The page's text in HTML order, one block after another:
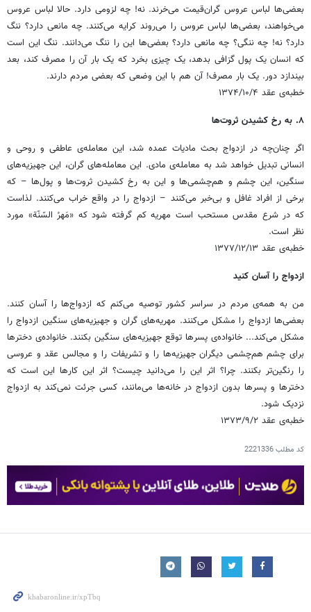
بعضی‌ها لباس عروس گران‌قیمت می‌خرند. نه! چه لزومی دارد. حالا لباس عروس
می‌خواهند، بعضی‌ها لباس عروس را می‌روند کرایه می‌کنند. چه مانعی دارد؟ ننگ
دارد؟ نه! چه ننگی؟ چه مانعی دارد؟ بعضی‌ها این را ننگ می‌دانند. ننگ این است
که انسان یک پول گزافی بدهد، یک چیزی بخرد که یک بار آن را مصرف کند، بعد
بیندازد دور. یک بار مصرف! آن هم با این وضعی که بعضی مردم دارند.
خطبه‌ی عقد ۱۳۷۴/۱۰/۴
۸. به رخ کشیدن ثروت‌ها
اگر چنان‌چه در ازدواج بحث مادیات عمده شد، این معامله‌ی عاطفی و روحی و
انسانی تبدیل خواهد شد به معامله‌ی مادی. این معامله‌های گران، این جهیزیه‌های
سنگین، این چشم و هم‌چشمی‌ها و این به رخ کشیدن ثروت‌ها و پول‌ها – که
برخی از افراد غافل و بی‌خبر می‌کنند – ازدواج را در واقع خراب می‌کنند. لذاست
که در شرع مقدس مستحب است مهریه کم گرفته شود که «مَهرُ السّنّة» مورد
نظر است.
خطبه‌ی عقد ۱۳۷۷/۱۲/۱۳
ازدواج را آسان کنید
من به همه‌ی مردم در سراسر کشور توصیه می‌کنم که ازدواج‌ها را آسان کنند.
بعضی‌ها ازدواج را مشکل می‌کنند. مهریه‌های گران و جهیزیه‌های سنگین ازدواج را
مشکل می‌کند... خانواده‌ی پسرها توقع جهیزیه‌های سنگین بکنند. خانواده‌ی دخترها
برای چشم هم‌چشمی دیگران جهیزیه‌ها را و تشریفات را و مجالس عقد و عروسی
را رنگین‌تر بکنند. چرا؟ اثر این را می‌دانید چیست؟ اثر این کارها این است که
دخترها و پسرها بدون ازدواج در خانه‌ها می‌مانند، کسی جرئت نمی‌کند به ازدواج
نزدیک شود.
خطبه‌ی عقد ۱۳۷۳/۹/۲
کد مطلب2221336